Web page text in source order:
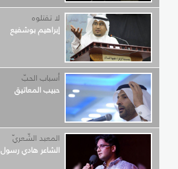
لا تقتلوه
إبراهيم بوشفيع
أسباب الحبّ
حبيب المعاتيق
المعبد الشّعريّ
الشاعر هادي رسول